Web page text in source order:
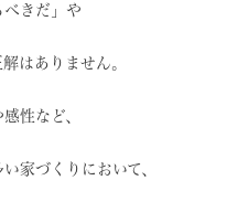
きだ」や
解はありません。
性など、
い家づくりにおいて、